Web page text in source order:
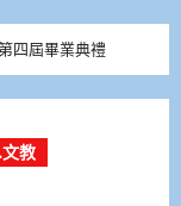
四屆畢業典禮
.文教